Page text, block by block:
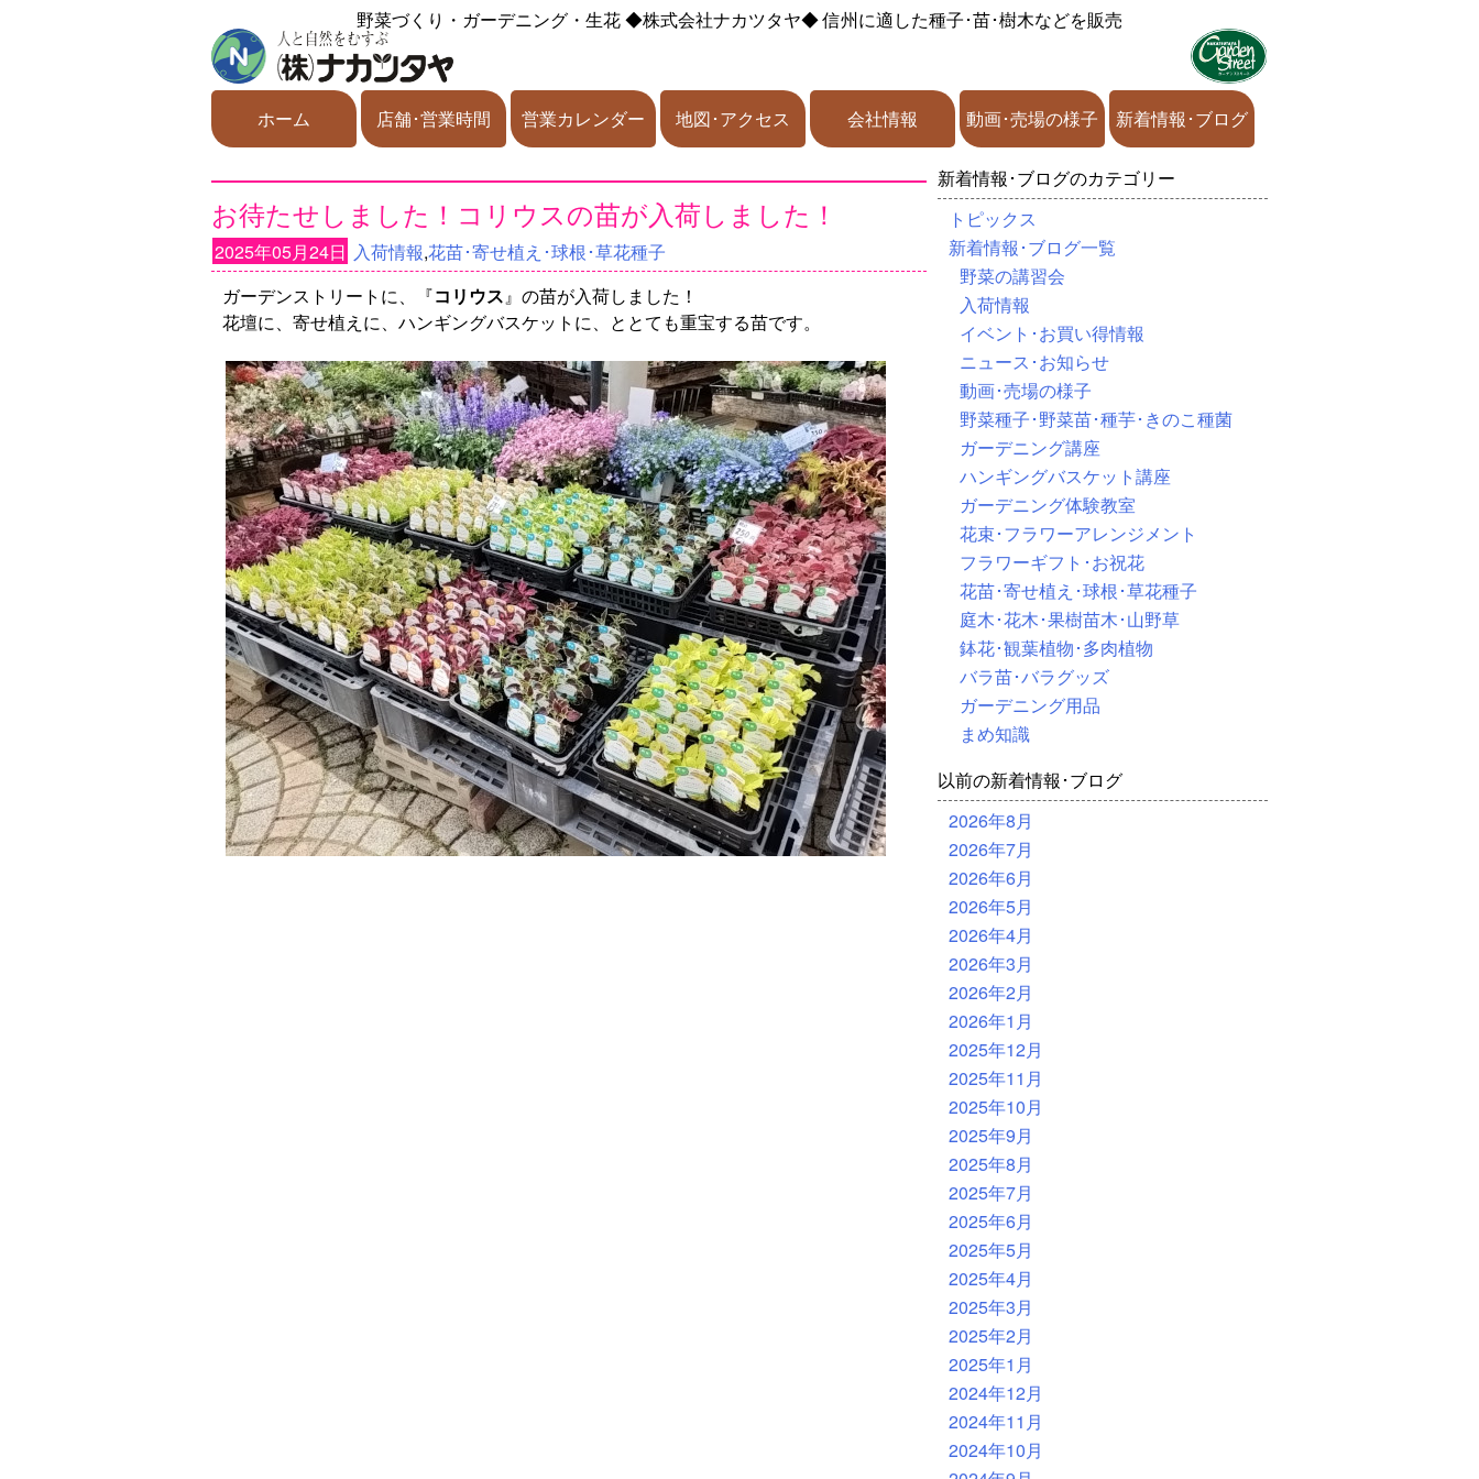
野菜づくり・ガーデニング・生花◆株式会社ナカツタヤ◆信州に適した種子･苗･樹木などを販売
ホーム 店舗･営業時間 営業カレンダー 地図･アクセス 会社情報 動画･売場の様子 新着情報･ブログ
お待たせしました！コリウスの苗が入荷しました！
2025年05月24日 入荷情報,花苗･寄せ植え･球根･草花種子
ガーデンストリートに、『コリウス』の苗が入荷しました！
花壇に、寄せ植えに、ハンギングバスケットに、ととても重宝する苗です。
新着情報･ブログのカテゴリー
トピックス
新着情報･ブログ一覧
野菜の講習会
入荷情報
イベント･お買い得情報
ニュース･お知らせ
動画･売場の様子
野菜種子･野菜苗･種芋･きのこ種菌
ガーデニング講座
ハンギングバスケット講座
ガーデニング体験教室
花束･フラワーアレンジメント
フラワーギフト･お祝花
花苗･寄せ植え･球根･草花種子
庭木･花木･果樹苗木･山野草
鉢花･観葉植物･多肉植物
バラ苗･バラグッズ
ガーデニング用品
まめ知識
以前の新着情報･ブログ
2026年8月
2026年7月
2026年6月
2026年5月
2026年4月
2026年3月
2026年2月
2026年1月
2025年12月
2025年11月
2025年10月
2025年9月
2025年8月
2025年7月
2025年6月
2025年5月
2025年4月
2025年3月
2025年2月
2025年1月
2024年12月
2024年11月
2024年10月